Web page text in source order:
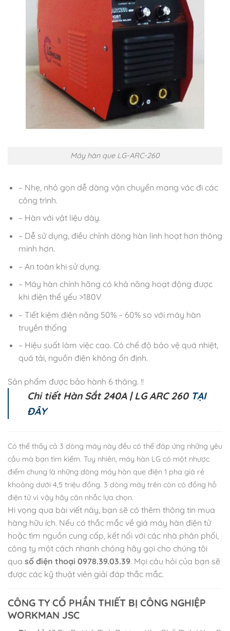
Máy hàn que LG-ARC-260
– Nhẹ, nhỏ gọn dễ dàng vận chuyển mang vác đi các
công trình.
– Hàn với vật liệu dày.
– Dễ sử dụng, điều chỉnh dòng hàn linh hoạt hơn thông
minh hơn.
– An toàn khi sử dụng.
– Máy hàn chính hãng có khả năng hoạt động được
khi điện thế yếu >180V
– Tiết kiệm điện năng 50% – 60% so với máy hàn
truyền thống
– Hiệu suất làm việc cao. Có chế độ bảo vệ quá nhiệt,
quá tải, nguồn điện không ổn định.
Sản phẩm được bảo hành 6 tháng. !!
Chi tiếtHàn Sắt 240A | LG ARC 260 TẠI
ĐÂY
Có thể thấy cả 3 dòng máy này đều có thể đáp ứng những yêu
cầu mà bạn tìm kiếm. Tuy nhiên, máy hàn LG có một nhược
điểm chung là những dòng máy hàn que điện 1 pha giá rẻ
khoảng dưới 4,5 triệu đồng. 3 dòng máy trên còn có đồng hồ
điện tử vì vậy hãy cân nhắc lựa chọn.
Hi vọng qua bài viết này, bạn sẽ có thêm thông tin mua
hàng hữu ích. Nếu có thắc mắc về giá máy hàn điện tử
hoặc tìm nguồn cung cấp, kết nối với các nhà phân phối,
công ty một cách nhanh chóng hãy gọi cho chúng tôi
qua số điện thoại 0978.39.03.39. Mọi câu hỏi của bạn sẽ
được các kỹ thuật viên giải đáp thắc mắc.
CÔNG TY CỔ PHẦN THIẾT BỊ CÔNG NGHIỆP
WORKMAN JSC